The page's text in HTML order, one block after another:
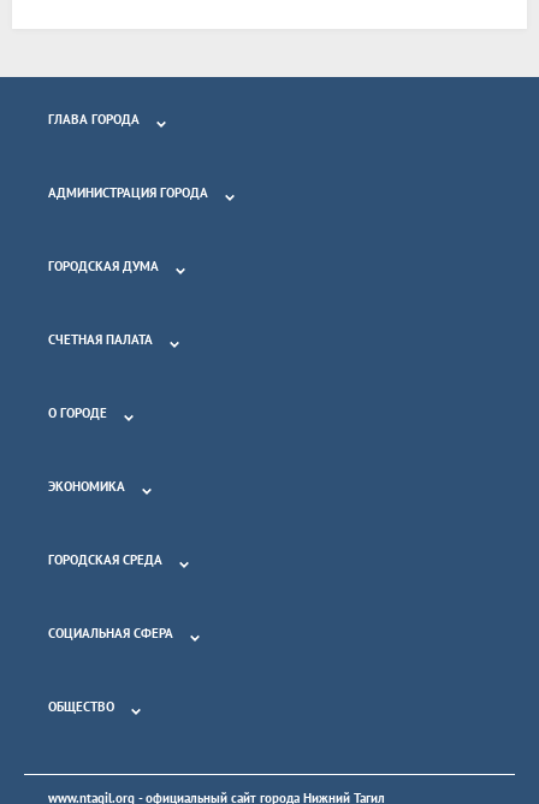
ГЛАВА ГОРОДА
АДМИНИСТРАЦИЯ ГОРОДА
ГОРОДСКАЯ ДУМА
СЧЕТНАЯ ПАЛАТА
О ГОРОДЕ
ЭКОНОМИКА
ГОРОДСКАЯ СРЕДА
СОЦИАЛЬНАЯ СФЕРА
ОБЩЕСТВО
www.ntagil.org - официальный сайт города Нижний Тагил